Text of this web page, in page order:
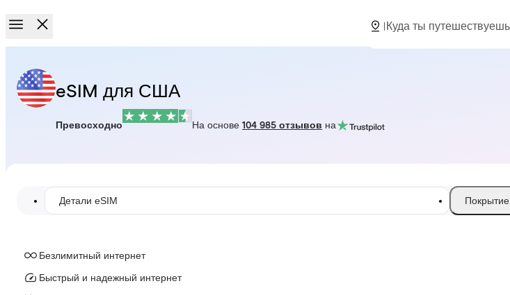
eSIM для США
Превосходно На основе 104 985 отзывов на
Детали eSIM Покрытие
Безлимитный интернет
Быстрый и надежный интернет